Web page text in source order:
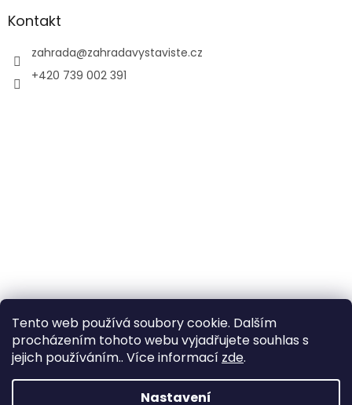
Tento web používá soubory cookie. Dalším
procházením tohoto webu vyjadřujete souhlas s
jejich používáním.. Více informací zde.
Nastavení
Kontakt
zahrada@zahradavystaviste.cz
+420 739 002 391
Vytvořil Shoptet